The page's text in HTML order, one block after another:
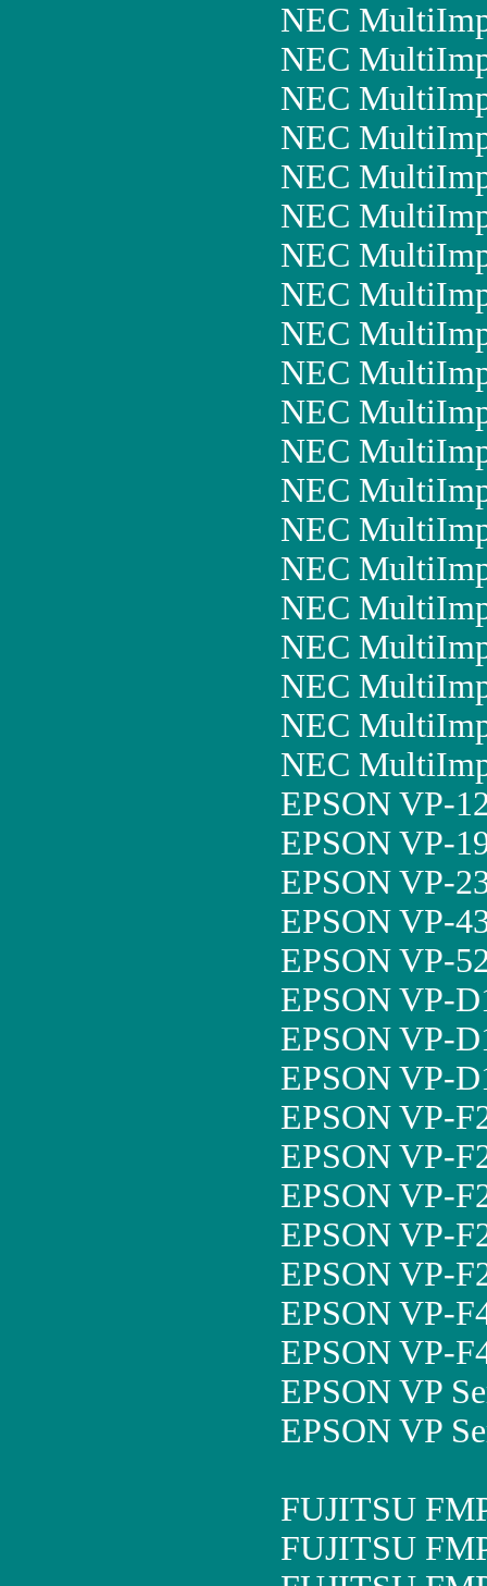
NEC
NEC
NEC
NEC
NEC
NEC
NEC
NEC
NEC
NEC
NEC
NEC
NEC
NEC
NEC
NEC
NEC
NEC
NEC
NEC
EPSON VP-
EPSON VP-
EPSON VP-
EPSON VP-
EPSON VP-
EPSON VP-
EPSON VP-
EPSON VP-
EPSON VP-
EPSON VP-
EPSON VP-
EPSON VP-
EPSON VP-
EPSON VP-
EPSON VP-
EPSON VP
EPSON VP
FUJITSU
FUJITSU